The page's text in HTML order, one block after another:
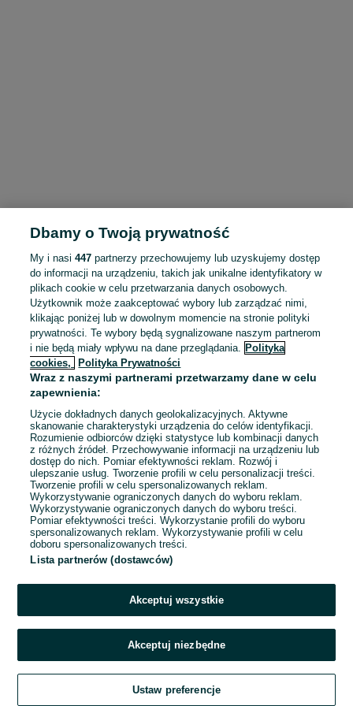
To ogłoszenie nie jest już dostępne
Przejdź na stronę główną
Dbamy o Twoją prywatność
My i nasi447 partnerzy przechowujemy lub uzyskujemy dostęp
do informacji na urządzeniu, takich jak unikalne identyfikatory w
plikach cookie w celu przetwarzania danych osobowych.
Użytkownik może zaakceptować wybory lub zarządzać nimi,
klikając poniżej lub w dowolnym momencie na stronie polityki
prywatności. Te wybory będą sygnalizowane naszym partnerom
i nie będą miały wpływu na dane przeglądania. Polityka
cookies,
Polityka Prywatności
Wraz z naszymi partnerami przetwarzamy dane w celu
zapewnienia:
Użycie dokładnych danych geolokalizacyjnych. Aktywne
skanowanie charakterystyki urządzenia do celów identyfikacji.
Rozumienie odbiorców dzięki statystyce lub kombinacji danych
z różnych źródeł. Przechowywanie informacji na urządzeniu lub
dostęp do nich. Pomiar efektywności reklam. Rozwój i
ulepszanie usług. Tworzenie profili w celu personalizacji treści.
Tworzenie profili w celu spersonalizowanych reklam.
Wykorzystywanie ograniczonych danych do wyboru reklam.
Wykorzystywanie ograniczonych danych do wyboru treści.
Pomiar efektywności treści. Wykorzystanie profili do wyboru
spersonalizowanych reklam. Wykorzystywanie profili w celu
doboru spersonalizowanych treści.
Lista partnerów (dostawców)
Akceptuj wszystkie
Akceptuj niezbędne
Ustaw preferencje